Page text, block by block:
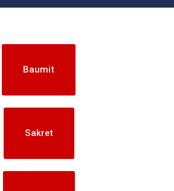
Baumit
Sakret